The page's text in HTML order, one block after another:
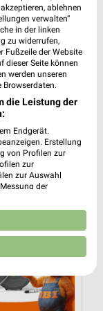
11,4 km
15.08.
ablehnen
verwalten“
in der linken
zu widerrufen,
Fußzeile der Website
dieser Seite können
werden unseren
die Leistung der
Endgerät.
Erstellung
von Profilen zur
zur
zur Auswahl
der
Entwicklung und
zur Auswahl
und in die